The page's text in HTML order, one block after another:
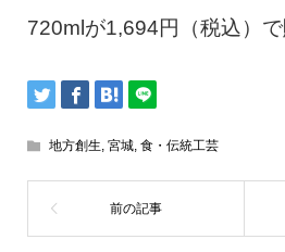
720mlが1,694円（税込）で
地方創生, 宮城, 食・伝統工芸